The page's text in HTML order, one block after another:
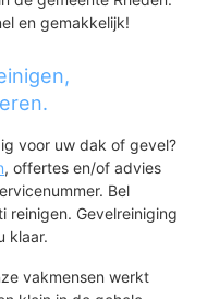
en gemakkelijk!
voor uw dak of gevel?
, offertes en/of advies
Bel
reinigen. Gevelreiniging
klaar.
vakmensen werkt